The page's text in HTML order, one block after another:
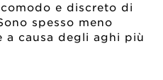
e discreto di
spesso meno
a causa degli aghi più